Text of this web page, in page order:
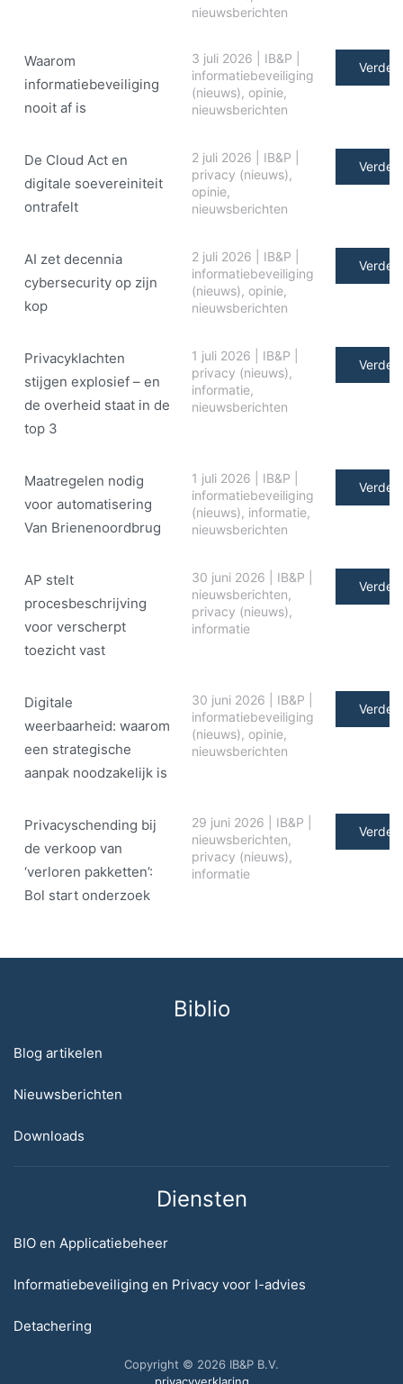
nieuwsberichten
Waarom
informatiebeveiliging
nooit af is
3 juli 2026 IB&P
informatiebeveiliging
(nieuws), opinie,
nieuwsberichten
Verder
De Cloud Act en
digitale soe­ve­rei­ni­teit
ontrafelt
2 juli 2026 IB&P
privacy (nieuws),
opinie,
nieuwsberichten
Verder
AI zet decennia
cybersecurity op zijn
kop
2 juli 2026 IB&P
informatiebeveiliging
(nieuws), opinie,
nieuwsberichten
Verder
Privacyklachten
stijgen explosief – en
de overheid staat in de
top 3
1 juli 2026 IB&P
privacy (nieuws),
informatie,
nieuwsberichten
Verder
Maatregelen nodig
voor automatisering
Van Brienenoordbrug
1 juli 2026 IB&P
informatiebeveiliging
(nieuws), informatie,
nieuwsberichten
Verder
AP stelt
procesbeschrijving
voor verscherpt
toezicht vast
30 juni 2026 IB&P
nieuwsberichten,
privacy (nieuws),
informatie
Verder
Digitale
weerbaarheid: waarom
een strategische
aanpak noodzakelijk is
30 juni 2026 IB&P
informatiebeveiliging
(nieuws), opinie,
nieuwsberichten
Verder
Privacyschending bij
de verkoop van
‘verloren pakketten’:
Bol start onderzoek
29 juni 2026 IB&P
nieuwsberichten,
privacy (nieuws),
informatie
Verder
Biblio
Blog artikelen
Nieuwsberichten
Downloads
Diensten
BIO en Applicatiebeheer
Informatiebeveiliging en Privacy voor I-advies
Detachering
Copyright © 2026 IB&P B.V.
privacyverklaring